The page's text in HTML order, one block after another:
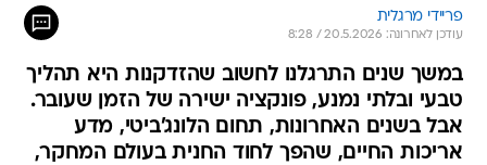
פריידי מרגלית
עודכן לאחרונה: 20.5.2026 / 8:28
במשך שנים התרגלנו לחשוב שהזדקנות היא תהליך
טבעי ובלתי נמנע, פונקציה ישירה של הזמן שעובר.
אבל בשנים האחרונות, תחום הלונג'ביטי, מדע
אריכות החיים, שהפך לחוד החנית בעולם המחקר,